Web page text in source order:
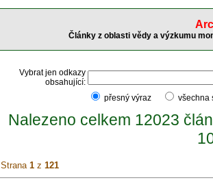
Články z oblasti vědy a výzkumu
Vybrat jen odkazy
obsahující:
přesný výraz
Nalezeno celkem 12023
Strana 1 z 121